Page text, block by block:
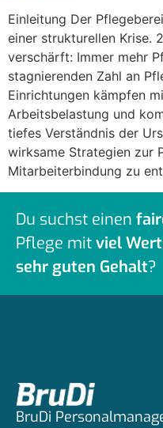
Einleitung Der
einer strukturellen Krise.
verschärft: Immer mehr
stagnierenden Zahl an
Einrichtungen kämpfen
Arbeitsbelastung und
tiefes Verständnis der
wirksame Strategien zur
Mitarbeiterbindung zu
Du suchst einen
Pflege mitviel
sehr guten Gehalt?
BruDi